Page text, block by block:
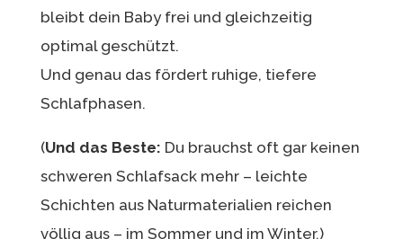
bleibt dein Baby frei und gleichzeitig
optimal geschützt.
Und genau das fördert ruhige, tiefere
Schlafphasen.
(Und das Beste: Du brauchst oft gar keinen
schweren Schlafsack mehr – leichte
Schichten aus Naturmaterialien reichen
völlig aus – im Sommer und im Winter.)